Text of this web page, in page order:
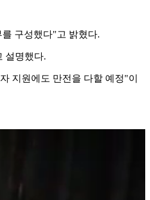
구성했다"고 밝혔다.
설명했다.
지원에도 만전을 다할 예정"이